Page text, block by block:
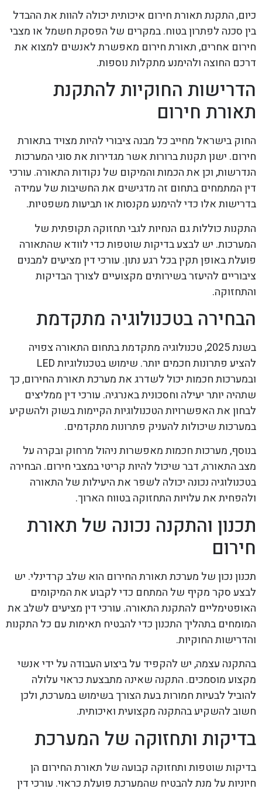
כיום, התקנת תאורת חירום איכותית יכולה להוות את ההבדל
בין סכנה לפתרון בטוח. במקרים של הפסקת חשמל או מצבי
חירום אחרים, תאורת חירום מאפשרת לאנשים למצוא את
דרכם החוצה ולהימנע מתקלות נוספות.
הדרישות החוקיות להתקנת
תאורת חירום
החוק בישראל מחייב כל מבנה ציבורי להיות מצויד בתאורת
חירום. ישנן תקנות ברורות אשר מגדירות את סוגי המערכות
הנדרשות, וכן את הכמות והמיקום של נקודות התאורה. עורכי
דין המתמחים בתחום זה מדגישים את החשיבות של עמידה
בדרישות אלו כדי להימנע מקנסות או תביעות משפטיות.
התקנות כוללות גם הנחיות לגבי תחזוקה תקופתית של
המערכות. יש לבצע בדיקות שוטפות כדי לוודא שהתאורה
פועלת באופן תקין בכל רגע נתון. עורכי דין מציעים למבנים
ציבוריים להיעזר בשירותים מקצועיים לצורך הבדיקות
והתחזוקה.
הבחירה בטכנולוגיה מתקדמת
בשנת 2025, טכנולוגיה מתקדמת בתחום התאורה צפויה
להציע פתרונות חכמים יותר. שימוש בטכנולוגיות LED
ובמערכות חכמות יכול לשדרג את מערכת תאורת החירום, כך
שתהיה יותר יעילה וחסכונית באנרגיה. עורכי דין ממליצים
לבחון את האפשרויות הטכנולוגיות הקיימות בשוק ולהשקיע
במערכות שיכולות להעניק פתרונות מתקדמים.
בנוסף, מערכות חכמות מאפשרות ניהול מרחוק ובקרה על
מצב התאורה, דבר שיכול להיות קריטי במצבי חירום. הבחירה
בטכנולוגיה נכונה יכולה לשפר את היעילות של התאורה
ולהפחית את עלויות התחזוקה בטווח הארוך.
תכנון והתקנה נכונה של תאורת
חירום
תכנון נכון של מערכת תאורת החירום הוא שלב קרדינלי. יש
לבצע סקר מקיף של המתחם כדי לקבוע את המיקומים
האופטימליים להתקנת התאורה. עורכי דין מציעים לשלב את
המומחים בתהליך התכנון כדי להבטיח תאימות עם כל התקנות
והדרישות החוקיות.
בהתקנה עצמה, יש להקפיד על ביצוע העבודה על ידי אנשי
מקצוע מוסמכים. התקנה שאינה מתבצעת כראוי עלולה
להוביל לבעיות חמורות בעת הצורך בשימוש במערכת, ולכן
חשוב להשקיע בהתקנה מקצועית ואיכותית.
בדיקות ותחזוקה של המערכת
בדיקות שוטפות ותחזוקה קבועה של תאורת החירום הן
חיוניות על מנת להבטיח שהמערכת פועלת כראוי. עורכי דין